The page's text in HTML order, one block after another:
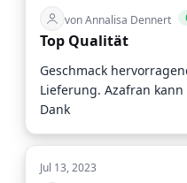
von Annalisa Dennert
Top Qualität
Geschmack
Lieferung. Azafran
Dank
Jul 13, 2023